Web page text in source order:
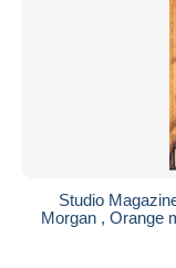
Studio
Morgan , Orange